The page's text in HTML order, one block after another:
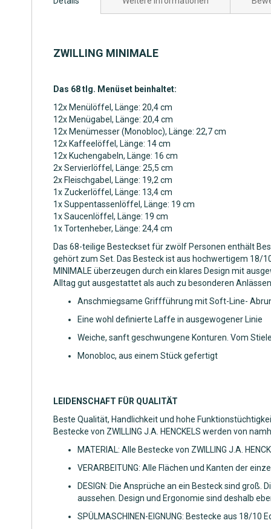
ZWILLING MINIMALE
Das 68 tlg. Menüset beinhaltet:
12x Menülöffel, Länge: 20,4 cm
12x Menügabel, Länge: 20,4 cm
12x Menümesser (Monobloc), Länge: 22,7 cm
12x Kaffeelöffel, Länge: 14 cm
12x Kuchengabeln, Länge: 16 cm
2x Servierlöffel, Länge: 25,5 cm
2x Fleischgabel, Länge: 19,2 cm
1x Zuckerlöffel, Länge: 13,4 cm
1x Suppentassenlöffel, Länge: 19 cm
1x Saucenlöffel, Länge: 19 cm
1x Tortenheber, Länge: 24,4 cm
Das 68-teilige Besteckset für zwölf Personen enthält
gehört zum Set. Das Besteck ist aus hochwertigem 18/
MINIMALE überzeugen durch ein klares Design mit
Alltag gut ausgestattet als auch zu besonderen
Anschmiegsame Griffführung mit Soft-Line-
Eine wohl definierte Laffe in ausgewogener Linie
Weiche, sanft geschwungene Konturen. Vom
Monobloc, aus einem Stück gefertigt
LEIDENSCHAFT FÜR QUALITÄT
Beste Qualität, Handlichkeit und hohe
Bestecke von ZWILLING J.A. HENCKELS werden von
MATERIAL: Alle Bestecke von ZWILLING J.A.
VERARBEITUNG: Alle Flächen und Kanten der
DESIGN: Die Ansprüche an ein Besteck sind
aussehen. Design und Ergonomie sind deshalb
SPÜLMASCHINEN-EIGNUNG: Bestecke aus 18/